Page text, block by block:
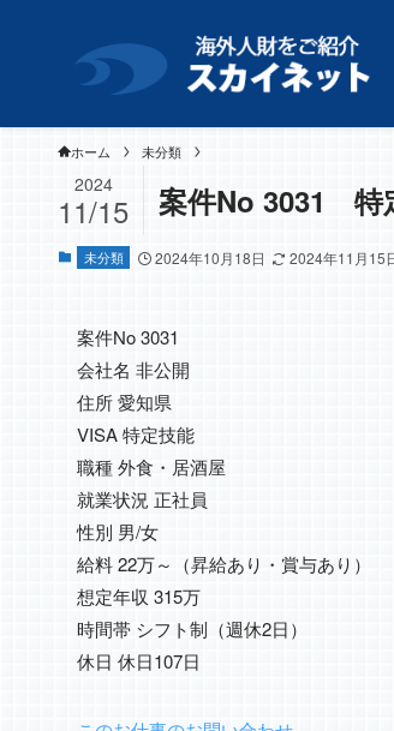
ホーム 未分類
案件No 3031 特
2024
11/15
未分類 2024年10月18日 2024年11月15
案件No 3031
会社名 非公開
住所 愛知県
VISA 特定技能
職種 外食・居酒屋
就業状況 正社員
性別 男/女
給料 22万～（昇給あり・賞与あり）
想定年収 315万
時間帯 シフト制（週休2日）
休日 休日107日